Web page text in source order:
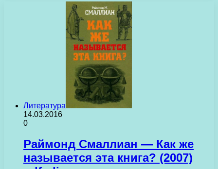
Литература
14.03.2016
0
Раймонд Смаллиан — Как же
называется эта книга? (2007)